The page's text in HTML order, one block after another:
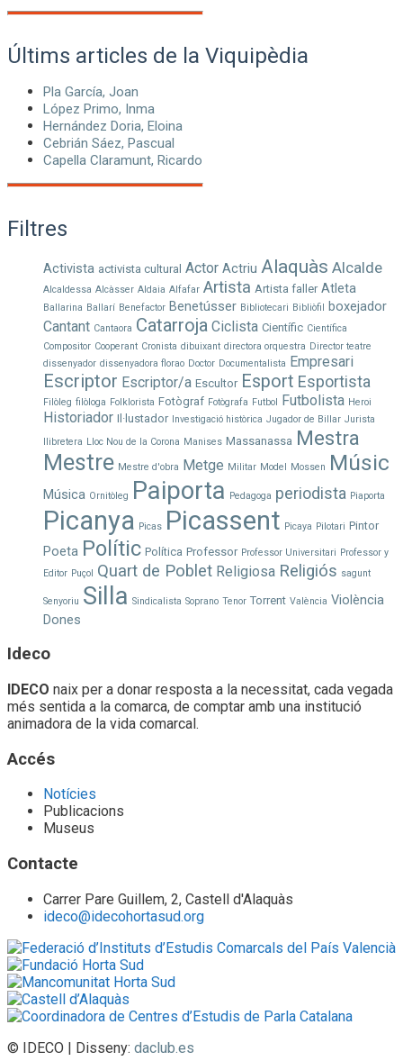
Últims articles de la Viquipèdia
Pla García, Joan
López Primo, Inma
Hernández Doria, Eloina
Cebrián Sáez, Pascual
Capella Claramunt, Ricardo
Filtres
Activista activista cultural Actor Actriu Alaquàs Alcalde
Alcaldessa Alcàsser Aldaia Alfafar Artista Artista faller Atleta
Ballarina Ballarí Benefactor Benetússer Bibliotecari Bibliòfil boxejador
Cantant Cantaora Catarroja Ciclista Científic Científica
Compositor Cooperant Cronista dibuixant directora orquestra Director teatre
dissenyador dissenyadora florao Doctor Documentalista Empresari
Escriptor Escriptor/a Escultor Esport Esportista
Filòleg filòloga Folklorista Fotògraf Fotògrafa Futbol Futbolista Heroi
Historiador Il·lustador Investigació històrica Jugador de Billar Jurista
llibretera Lloc Nou de la Corona Manises Massanassa Mestra
Mestre Mestre d'obra Metge Militar Model Mossen Músic
Música Ornitòleg Paiporta Pedagoga periodista Piaporta
Picanya Picas Picassent Picaya Pilotari Pintor
Poeta Polític Política Professor Professor Universitari Professor y
Editor Puçol Quart de Poblet Religiosa Religiós sagunt
Senyoriu Silla Sindicalista Soprano Tenor Torrent València Violència
Dones
Ideco
IDECO naix per a donar resposta a la necessitat, cada vegada
més sentida a la comarca, de comptar amb una institució
animadora de la vida comarcal.
Accés
Notícies
Publicacions
Museus
Contacte
Carrer Pare Guillem, 2, Castell d'Alaquàs
ideco@idecohortasud.org
© IDECO | Disseny: daclub.es